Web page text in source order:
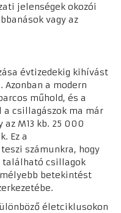
jelenségek okozói
vagy az
évtizedekig kihívást
a modern
műhold, és a
a csillagászok ma már
M13 kb. 25 000
Ez a
számunkra, hogy
található csillagok
betekintést
életciklusokon